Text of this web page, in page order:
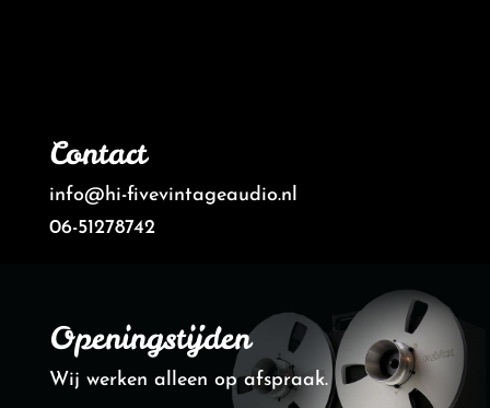
Contact
info@hi-fivevintageaudio.nl
06-51278742
Openingstijden
Wij werken alleen op afspraak.